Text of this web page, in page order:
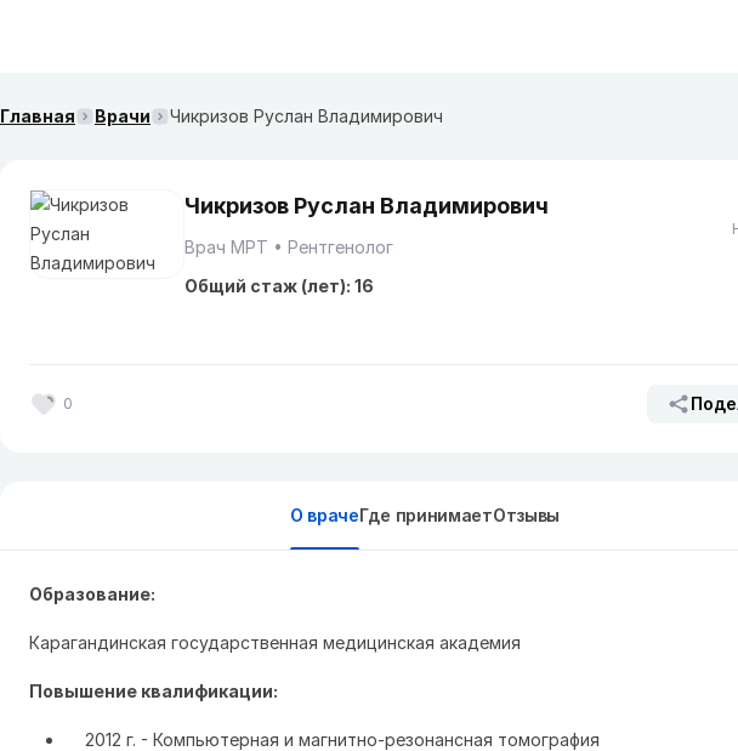
Главная Врачи Чикризов Руслан Владимирович
Чикризов Руслан Владимирович
Врач МРТ
Рентгенолог
Общий стаж (лет): 16
0
О врачеГде принимаетОтзывы
Образование:
Карагандинская государственная медицинская академия
Повышение квалификации:
2012 г. - Компьютерная и магнитно-резонансная томография